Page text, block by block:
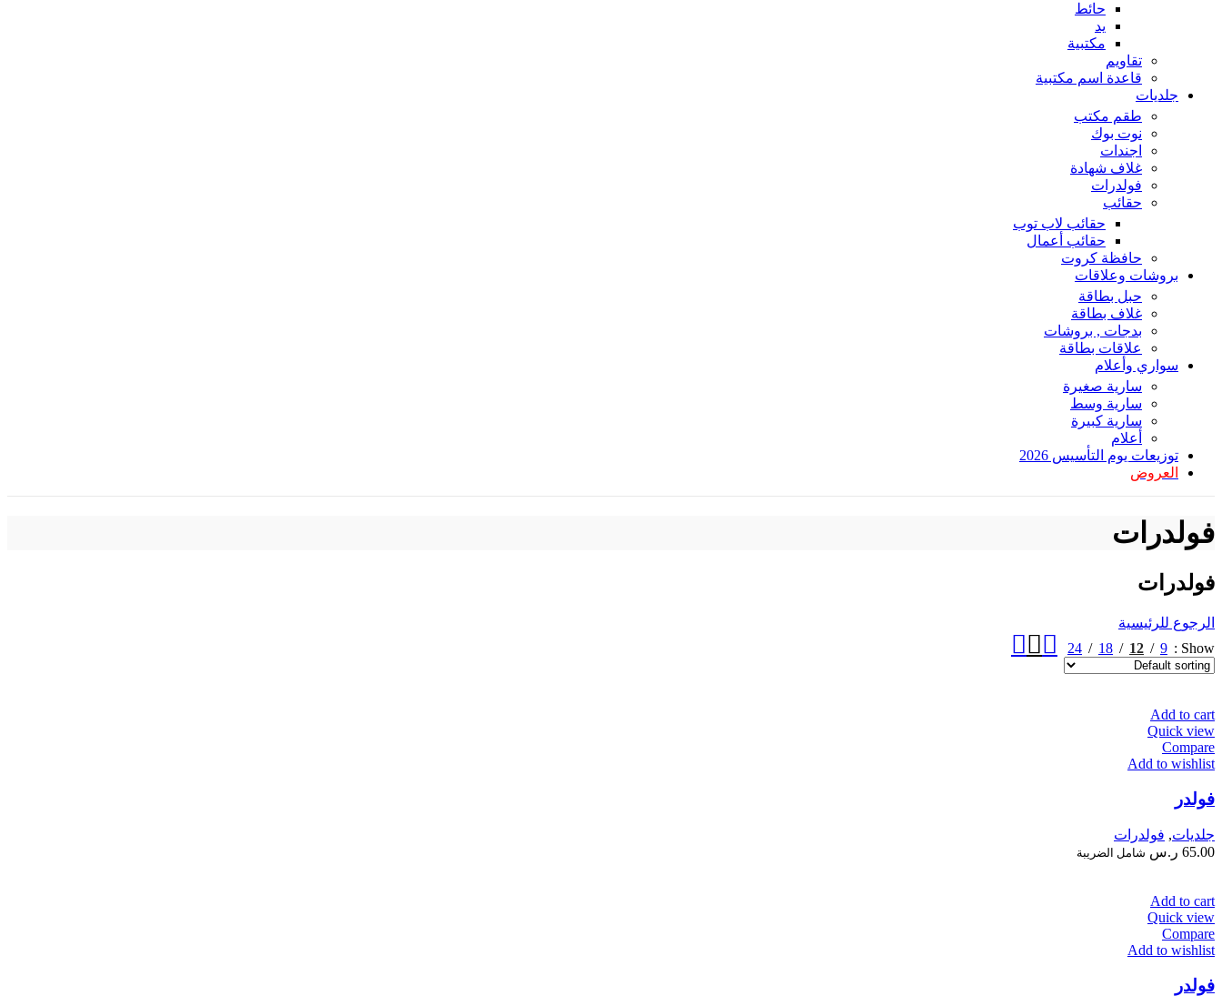
حائط
يد
مكتبية
تقاويم
قاعدة اسم مكتبية
جلديات
طقم مكتب
نوت بوك
اجندات
غلاف شهادة
فولدرات
حقائب
حقائب لاب توب
حقائب أعمال
حافظة كروت
بروشات وعلاقات
حبل بطاقة
غلاف بطاقة
بدجات , بروشات
علاقات بطاقة
سواري وأعلام
سارية صغيرة
سارية وسط
سارية كبيرة
أعلام
توزيعات يوم التأسيس 2026
العروض
فولدرات
فولدرات
الرجوع للرئيسية
Show
9
12
18
24
Add to cart
Quick view
Compare
Add to wishlist
فولدر
جلديات, فولدرات
65.00 ر.س شامل الضريبة
Add to cart
Quick view
Compare
Add to wishlist
فولدر